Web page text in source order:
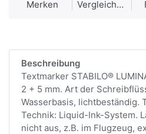
Merken Vergleichen
Beschreibung
Textmarker STABILO®
2 + 5 mm. Art der
Wasserbasis, lichtbeständig.
Technik: Liquid-Ink-System.
nicht aus, z.B. im Flugzeug,